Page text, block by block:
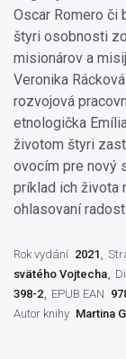
Oscar Romero či
štyri osobnosti
misionárov a
Veronika
rozvojová
etnologička
životom štyri
ovocím pre nový
príklad ich života
ohlasovaní
Rok vydání 2021
svätého Vojtecha
398-2
EPUB EAN
Autor knihy Martina